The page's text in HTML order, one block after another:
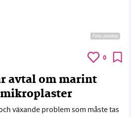
Foto:pixabay
0
avtal om marint
växande problem som måste tas